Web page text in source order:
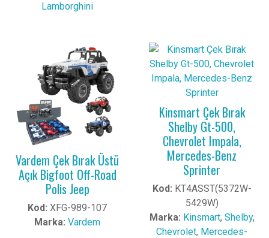
Lamborghini
Vardem Çek Bırak Üstü
Açık Bigfoot Off-Road
Polis Jeep
Kod: XFG-989-107
Marka: Vardem
Kinsmart Çek Bırak
Shelby Gt-500,
Chevrolet Impala,
Mercedes-Benz
Sprinter
Kod: KT4ASST(5372W-
5429W)
Marka: Kinsmart, Shelby,
Chevrolet, Mercedes-